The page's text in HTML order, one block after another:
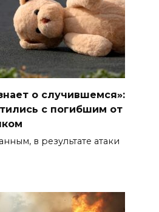
о случившемся»:
с погибшим от
в результате атаки